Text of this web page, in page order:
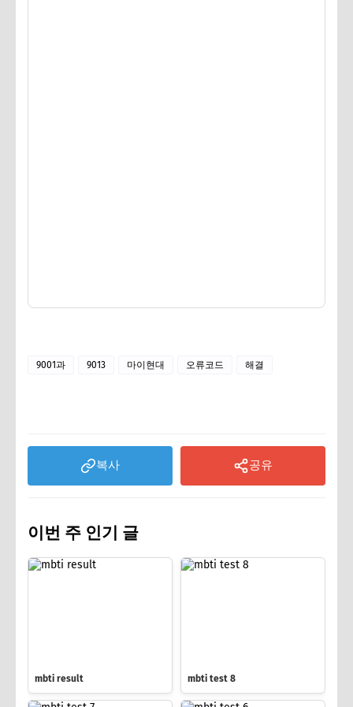
9001과 9013 마이현대 오류코드 해결
복사 공유
이번 주 인기 글
mbti result mbti test 8